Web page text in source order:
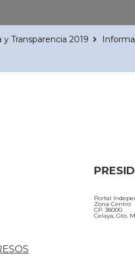
Transparencia 2019
Portal
Zona Centro
CP. 38000
Celaya, Gto.